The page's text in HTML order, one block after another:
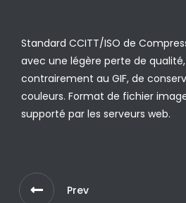
Standard CCITT/ISO de
avec une légère perte de
contrairement au GIF, de
couleurs. Format de fichier
supporté par les serveurs web.
Prev